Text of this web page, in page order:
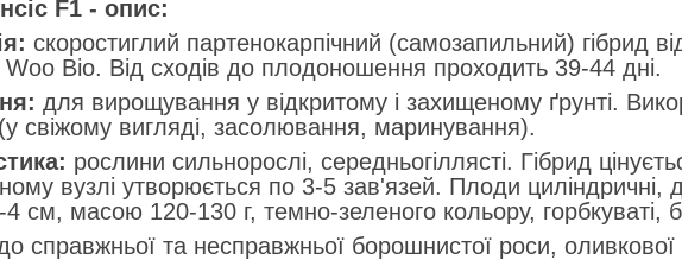
F1 - опис:
скоростиглий партенокарпічний (самозапильний) гібрид
Woo Bio. Від сходів до плодоношення проходить 39-44 дні.
для вирощування у відкритому і захищеному ґрунті.
свіжому вигляді, засолювання, маринування).
рослини сильнорослі, середньогіллясті. Гібрид
вузлі утворюється по 3-5 зав'язей. Плоди
см, масою 120-130 г, темно-зеленого кольору, горбкуваті,
справжньої та несправжньої борошнистої роси,